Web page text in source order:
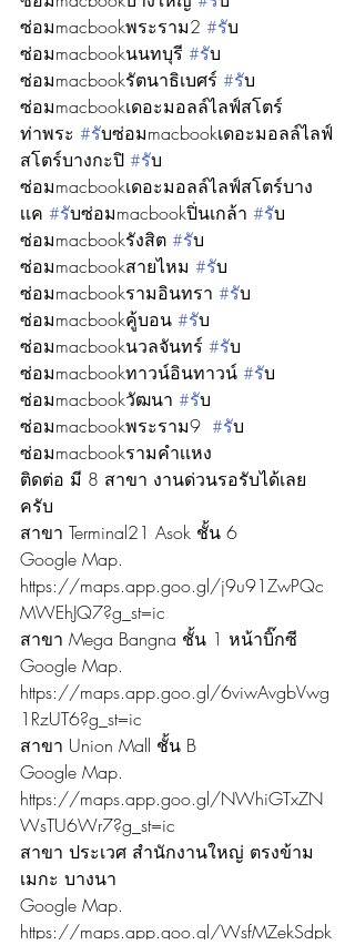
ซ่อมmacbookพระราม2 #รับ
ซ่อมmacbookนนทบุรี #รับ
ซ่อมmacbookรัตนาธิเบศร์ #รับ
ซ่อมmacbookเดอะมอลล์ไลฟ์สโตร์
ท่าพระ #รับซ่อมmacbookเดอะมอลล์ไลฟ์
สโตร์บางกะปิ #รับ
ซ่อมmacbookเดอะมอลล์ไลฟ์สโตร์บาง
เเค #รับซ่อมmacbookปิ่นเกล้า #รับ
ซ่อมmacbookรังสิต #รับ
ซ่อมmacbookสายไหม #รับ
ซ่อมmacbookรามอินทรา #รับ
ซ่อมmacbookคู้บอน #รับ
ซ่อมmacbookนวลจันทร์ #รับ
ซ่อมmacbookทาวน์อินทาวน์ #รับ
ซ่อมmacbookวัฒนา #รับ
ซ่อมmacbookพระราม9 #รับ
ซ่อมmacbookรามคำเเหง
ติดต่อ มี 8 สาขา งานด่วนรอรับได้เลย
ครับ
สาขา Terminal21 Asok ชั้น 6
Google Map.
https://maps.app.goo.gl/j9u91ZwPQc
MWEhJQ7?g_st=ic
สาขา Mega Bangna ชั้น 1 หน้าบิ๊กซี
Google Map.
https://maps.app.goo.gl/6viwAvgbVwg
1RzUT6?g_st=ic
สาขา Union Mall ชั้น B
Google Map.
https://maps.app.goo.gl/NWhiGTxZN
WsTU6Wr7?g_st=ic
สาขา ประเวศ สำนักงานใหญ่ ตรงข้าม
เมกะ บางนา
Google Map.
https://maps.app.goo.gl/WsfMZekSdpk